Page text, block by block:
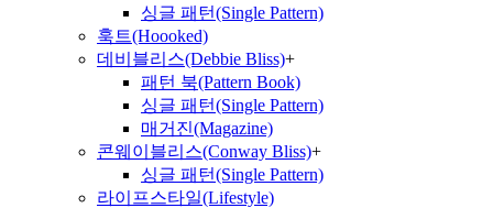
싱글 패턴(Single Pattern)
훅트(Hoooked)
데비블리스(Debbie Bliss)+
패턴 북(Pattern Book)
싱글 패턴(Single Pattern)
매거진(Magazine)
콘웨이블리스(Conway Bliss)+
싱글 패턴(Single Pattern)
라이프스타일(Lifestyle)